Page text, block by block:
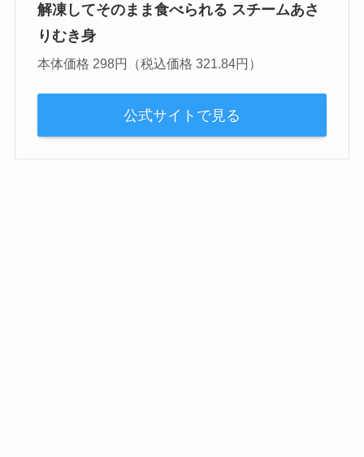
解凍してそのまま食べられる スチームあさ
りむき身
本体価格 298円（税込価格 321.84円）
公式サイトで見る